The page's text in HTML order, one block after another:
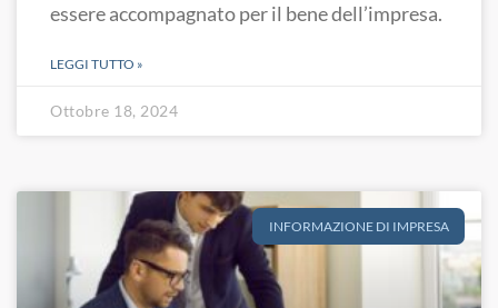
essere accompagnato per il bene dell’impresa.
LEGGI TUTTO »
Ottobre 18, 2024
INFORMAZIONE DI IMPRESA